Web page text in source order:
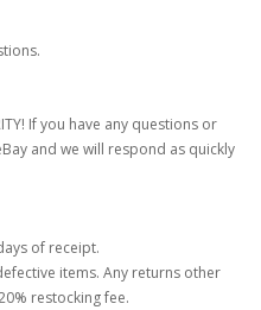
If you have any questions or
and we will respond as quickly
of receipt.
items. Any returns other
restocking fee.